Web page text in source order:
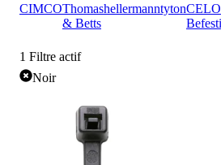
CIMCOThomas
& Betts
hellermanntytonCELO
1 Filtre actif
Noir